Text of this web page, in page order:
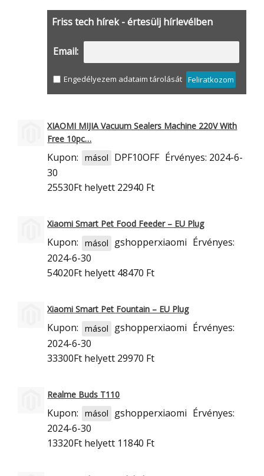
Friss tech hírek - értesülj hírlevélben
Email:
Engedélyezem adataim tárolását Feliratkozom
XIAOMI MIJIA Vacuum Sealers Machine 220V With
Free 10pc…
Kupon: másol DPF10OFF Érvényes: 2024-6-
30
25530Ft helyett 22940 Ft
Xiaomi Smart Pet Food Feeder – EU Plug
Kupon: másol gshopperxiaomi Érvényes:
2024-6-30
54020Ft helyett 48470 Ft
Xiaomi Smart Pet Fountain – EU Plug
Kupon: másol gshopperxiaomi Érvényes:
2024-6-30
33300Ft helyett 29970 Ft
Realme Buds T110
Kupon: másol gshopperxiaomi Érvényes:
2024-6-30
13320Ft helyett 11840 Ft